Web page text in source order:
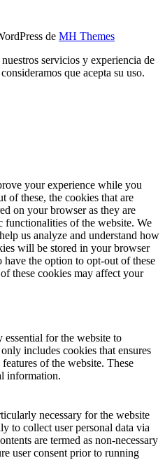
de MH Themes
servicios y experiencia de
que acepta su uso.
your experience while you
of these, the cookies that are
on your browser as they are
functionalities of the website. We
us analyze and understand how
will be stored in your browser
the option to opt-out of these
these cookies may affect your
essential for the website to
includes cookies that ensures
of the website. These
information.
necessary for the website
to collect user personal data via
are termed as non-necessary
user consent prior to running